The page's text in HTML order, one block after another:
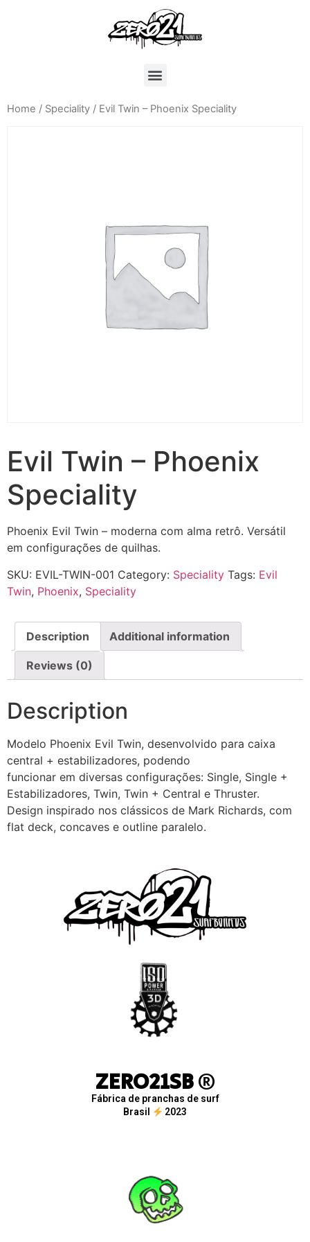
Home / Speciality / Evil Twin – Phoenix Speciality
Evil Twin – Phoenix
Speciality
Phoenix Evil Twin – moderna com alma retrô. Versátil
em configurações de quilhas.
SKU: EVIL-TWIN-001 Category: Speciality Tags: Evil
Twin, Phoenix, Speciality
Description Additional information
Reviews (0)
Description
Modelo Phoenix Evil Twin, desenvolvido para caixa
central + estabilizadores, podendo
funcionar em diversas configurações: Single, Single +
Estabilizadores, Twin, Twin + Central e Thruster.
Design inspirado nos clássicos de Mark Richards, com
flat deck, concaves e outline paralelo.
ZERO21SB®
Fábrica de pranchas de surf
Brasil
2023